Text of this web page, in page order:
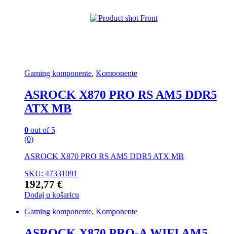
Gaming komponente, Komponente
ASROCK X870 PRO RS AM5 DDR5
ATX MB
0 out of 5
(0)
ASROCK X870 PRO RS AM5 DDR5 ATX MB
SKU: 47331091
192,77 €
Dodaj u košaricu
Gaming komponente, Komponente